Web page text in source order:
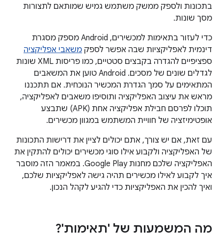
בתכונות ולספק ממשק משתמש גמיש שמותאם לתצורות
מסך שונות.
כדי לעזור בתאימות למכשירים, Android מספק מסגרת
דינמית לאפליקציות שבה אפשר לספק משאבי אפליקציה
ספציפיים להגדרה בקבצים סטטיים, כמו פריסות XML שונות
לגדלים שונים של מסכים. ‫Android טוען את המשאבים
המתאימים על סמך הגדרת המכשיר הנוכחית. אם תתכננו
מראש את עיצוב האפליקציה ותוסיפו משאבים לאפליקציה,
תוכלו לפרסם חבילת אפליקציה אחת (APK) שתבצע
אופטימיזציה של חוויית המשתמש במגוון מכשירים.
עם זאת, אם יש צורך, אתם יכולים לציין את דרישות התכונות
של האפליקציה ולקבוע אילו סוגי מכשירים יכולים להתקין את
האפליקציה שלכם מחנות Google Play. במאמר הזה מוסבר
איך לקבוע לאילו מכשירים תהיה גישה לאפליקציות שלכם,
ואיך להכין את האפליקציות כדי להגיע לקהל הנכון.
מה המשמעות של 'תאימות'?